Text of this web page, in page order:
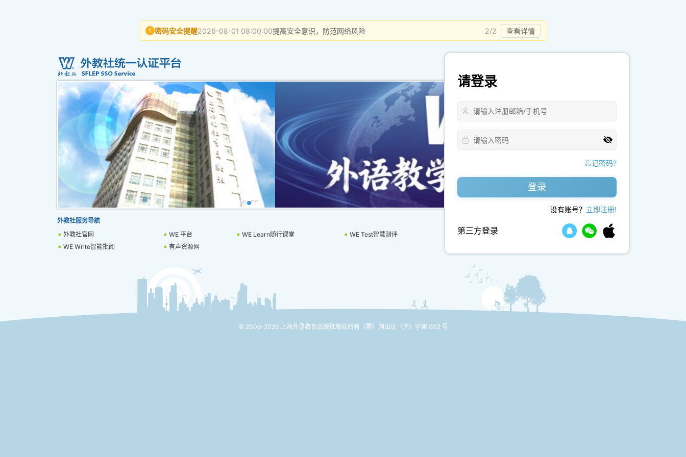
! 密码安全提醒2026-08-01 08:00:00提高安全意识，防范网络风险 2/2 查看详情
外教社服务导航
外教社官网
WE 平台 WE Learn随行课堂
WE Test智慧测评
WE Write智能批阅
有声资源网
请登录
忘记密码?
登录
没有账号？ 立即注册!
第三方登录
© 2009-2026 上海外语教育出版社版权所有 （署）网出证（沪）字第 002 号